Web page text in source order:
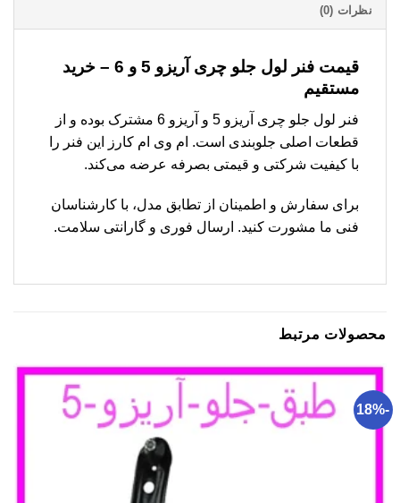
نظرات (0)
قیمت فنر لول جلو چری آریزو 5 و 6 – خرید
مستقیم
فنر لول جلو چری آریزو 5 و آریزو 6 مشترک بوده و از
قطعات اصلی جلوبندی است. ام وی ام کارز این فنر را
با کیفیت شرکتی و قیمتی بصرفه عرضه می‌کند.
برای سفارش و اطمینان از تطابق مدل، با کارشناسان
فنی ما مشورت کنید. ارسال فوری و گارانتی سلامت.
محصولات مرتبط
-18%